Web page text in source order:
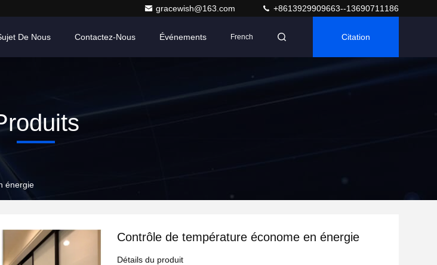
gracewish@163.com +8613929909663--13690711186
De Nous Contactez-Nous Événements French Citation
énergie
Contrôle de température économe en énergie
Détails du produit